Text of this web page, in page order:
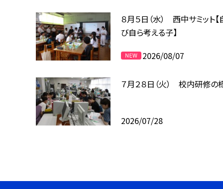
８月５日（水） 西中サミット
び自ら考える子】
2026/08/07
７月２８日（火） 校内研修の
2026/07/28